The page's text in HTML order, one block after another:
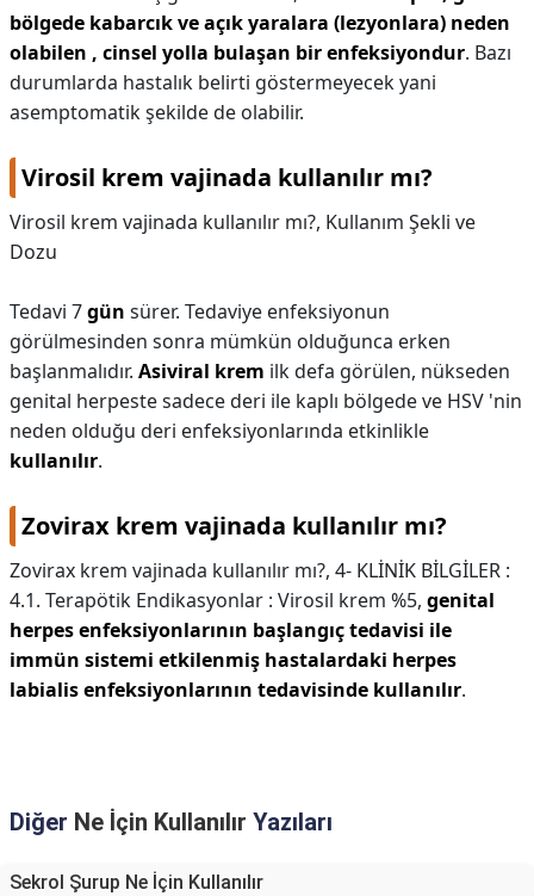
bölgede kabarcık ve açık yaralara (lezyonlara) neden
olabilen , cinsel yolla bulaşan bir enfeksiyondur. Bazı
durumlarda hastalık belirti göstermeyecek yani
asemptomatik şekilde de olabilir.
Virosil krem vajinada kullanılır mı?
Virosil krem vajinada kullanılır mı?, Kullanım Şekli ve
Dozu
Tedavi 7gün sürer. Tedaviye enfeksiyonun
görülmesinden sonra mümkün olduğunca erken
başlanmalıdır. Asiviral krem ilk defa görülen, nükseden
genital herpeste sadece deri ile kaplı bölgede ve HSV 'nin
neden olduğu deri enfeksiyonlarında etkinlikle
kullanılır.
Zovirax krem vajinada kullanılır mı?
Zovirax krem vajinada kullanılır mı?, 4- KLİNİK BİLGİLER :
4.1. Terapötik Endikasyonlar : Virosil krem %5, genital
herpes enfeksiyonlarının başlangıç tedavisi ile
immün sistemi etkilenmiş hastalardaki herpes
labialis enfeksiyonlarının tedavisinde kullanılır.
Diğer Ne İçin Kullanılır Yazıları
Sekrol Şurup Ne İçin Kullanılır